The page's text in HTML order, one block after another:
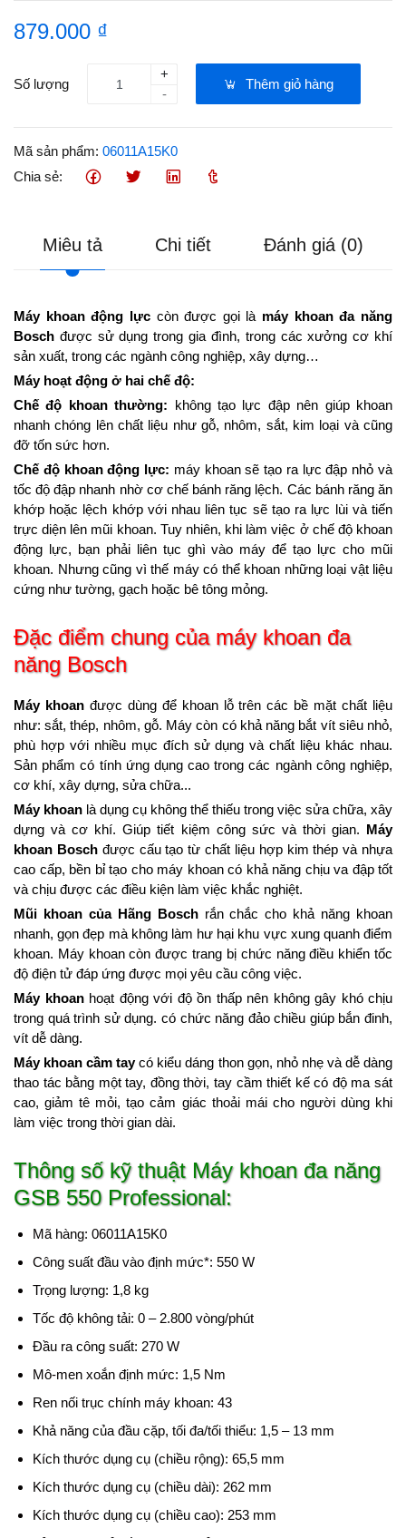
879.000 ₫
Số lượng
+
-
Thêm giỏ hàng
Mã sản phẩm: 06011A15K0
Chia sẻ:
Miêu tả Chi tiết Đánh giá (0)
Máy khoan động lựccòn được gọi là máy khoan đa năng
Bosch được sử dụng trong gia đình, trong các xưởng cơ khí
sản xuất, trong các ngành công nghiệp, xây dựng…
Máy hoạt động ở hai chế độ:
Chế độ khoan thường: không tạo lực đập nên giúp khoan
nhanh chóng lên chất liệu như gỗ, nhôm, sắt, kim loại và cũng
đỡ tốn sức hơn.
Chế độ khoan động lực: máy khoan sẽ tạo ra lực đập nhỏ và
tốc độ đập nhanh nhờ cơ chế bánh răng lệch. Các bánh răng ăn
khớp hoặc lệch khớp với nhau liên tục sẽ tạo ra lực lùi và tiến
trực diện lên mũi khoan. Tuy nhiên, khi làm việc ở chế độ khoan
động lực, bạn phải liên tục ghì vào máy để tạo lực cho mũi
khoan. Nhưng cũng vì thế máy có thể khoan những loại vật liệu
cứng như tường, gạch hoặc bê tông mỏng.
Đặc điểm chung của máy khoan đa
năng Bosch
Máy khoanđược dùng để khoan lỗ trên các bề mặt chất liệu
như: sắt, thép, nhôm, gỗ. Máy còn có khả năng bắt vít siêu nhỏ,
phù hợp với nhiều mục đích sử dụng và chất liệu khác nhau.
Sản phẩm có tính ứng dụng cao trong các ngành công nghiệp,
cơ khí, xây dựng, sửa chữa...
Máy khoan là dụng cụ không thể thiếu trong việc sửa chữa, xây
dựng và cơ khí. Giúp tiết kiệm công sức và thời gian. Máy
khoan Boschđược cấu tạo từ chất liệu hợp kim thép và nhựa
cao cấp, bền bỉ tạo cho máy khoan có khả năng chịu va đập tốt
và chịu được các điều kiện làm việc khắc nghiệt.
Mũi khoan của Hãng Boschrắn chắc cho khả năng khoan
nhanh, gọn đẹp mà không làm hư hại khu vực xung quanh điểm
khoan. Máy khoan còn được trang bị chức năng điều khiển tốc
độ điện tử đáp ứng được mọi yêu cầu công việc.
Máy khoan hoạt động với độ ồn thấp nên không gây khó chịu
trong quá trình sử dụng. có chức năng đảo chiều giúp bắn đinh,
vít dễ dàng.
Máy khoan cầm taycó kiểu dáng thon gọn, nhỏ nhẹ và dễ dàng
thao tác bằng một tay, đồng thời, tay cầm thiết kế có độ ma sát
cao, giảm tê mỏi, tạo cảm giác thoải mái cho người dùng khi
làm việc trong thời gian dài.
Thông số kỹ thuật Máy khoan đa năng
GSB 550 Professional:
Mã hàng: 06011A15K0
Công suất đầu vào định mức*: 550 W
Trọng lượng: 1,8 kg
Tốc độ không tải: 0 – 2.800 vòng/phút
Đầu ra công suất: 270 W
Mô-men xoắn định mức: 1,5 Nm
Ren nối trục chính máy khoan: 43
Khả năng của đầu cặp, tối đa/tối thiểu: 1,5 – 13 mm
Kích thước dụng cụ (chiều rộng): 65,5 mm
Kích thước dụng cụ (chiều dài): 262 mm
Kích thước dụng cụ (chiều cao): 253 mm